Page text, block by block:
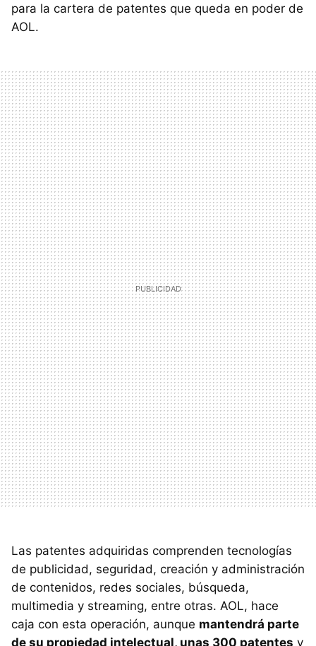
para la cartera de patentes que queda en poder de
AOL.
Las patentes adquiridas comprenden tecnologías
de publicidad, seguridad, creación y administración
de contenidos, redes sociales, búsqueda,
multimedia y streaming, entre otras. AOL, hace
caja con esta operación, aunque mantendrá parte
de su propiedad intelectual, unas 300 patentes y